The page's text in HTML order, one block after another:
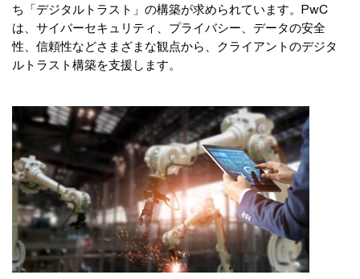
ち「デジタルトラスト」の構築が求められています。PwC
は、サイバーセキュリティ、プライバシー、データの安全
性、信頼性などさまざまな観点から、クライアントのデジタ
ルトラスト構築を支援します。